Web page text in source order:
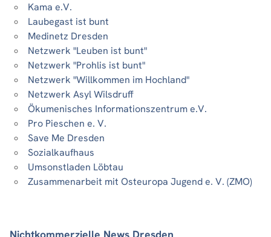
Kama e.V.
Laubegast ist bunt
Medinetz Dresden
Netzwerk "Leuben ist bunt"
Netzwerk "Prohlis ist bunt"
Netzwerk "Willkommen im Hochland"
Netzwerk Asyl Wilsdruff
Ökumenisches Informationszentrum e.V.
Pro Pieschen e. V.
Save Me Dresden
Sozialkaufhaus
Umsonstladen Löbtau
Zusammenarbeit mit Osteuropa Jugend e. V. (ZMO)